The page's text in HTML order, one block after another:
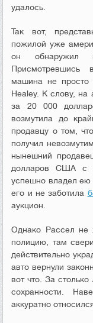
удалось.
Так вот,
пожилой уже
он обнаружил
Присмотревшись
машина не просто
Healey. К слову, на
за 20 000
возмутила до
продавцу о том,
получил
нынешний
долларов США с
успешно владел ею
его и не заботила
аукцион.
Однако Рассел не
полицию, там
действительно
авто вернули
вот что. За столько
сохранности.
аккуратно